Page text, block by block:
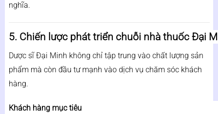
nghĩa.
5. Chiến lược phát triển chuỗi nhà thuốc Đại
Dược sĩ Đại Minh không chỉ tập trung vào chất lượng sản
phẩm mà còn đầu tư mạnh vào dịch vụ chăm sóc khách
hàng.
Khách hàng mục tiêu